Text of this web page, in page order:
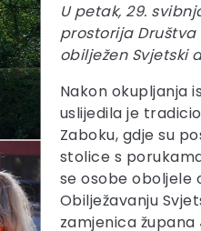
U petak, 29.
prostorija
obilježen Svjetski
Nakon okupljanja
uslijedila je
Zaboku, gdje su
stolice s
se osobe oboljele
Obilježavanju
zamjenica župana